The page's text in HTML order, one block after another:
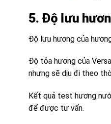
5. Độ lưu
Độ lưu hương của
Độ tỏa hương của
nhưng sẽ dịu đi theo
Kết quả test hương
để được tư vấn.